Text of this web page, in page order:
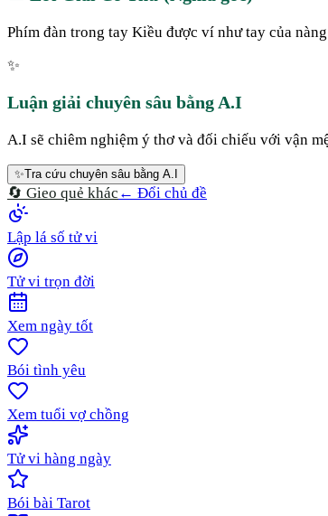
Phím đàn trong tay Kiều được ví như tay của
✨
Luận giải chuyên sâu bằng A.I
A.I sẽ chiêm nghiệm ý thơ và đối chiếu với vận
✨Tra cứu chuyên sâu bằng A.I
🔄 Gieo quẻ khác ← Đổi chủ đề
Lập lá số tử vi
Tử vi trọn đời
Xem ngày tốt
Bói tình yêu
Xem tuổi vợ chồng
Tử vi hàng ngày
Bói bài Tarot